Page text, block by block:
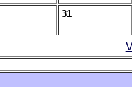
31